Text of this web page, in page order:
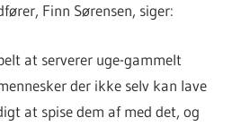
Finn Sørensen, siger:
at serverer uge-gammelt
der ikke selv kan lave
at spise dem af med det, og